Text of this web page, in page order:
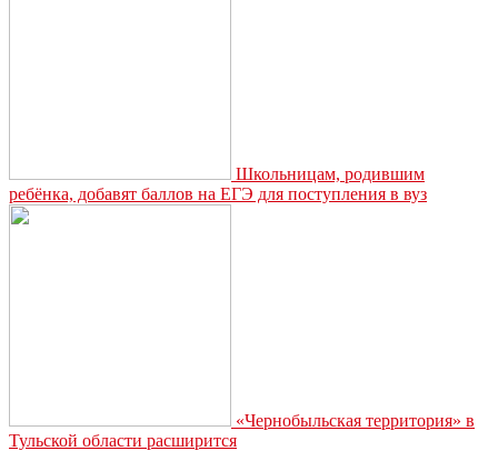
Школьницам, родившим
ребёнка, добавят баллов на ЕГЭ для поступления в вуз
«Чернобыльская территория» в
Тульской области расширится